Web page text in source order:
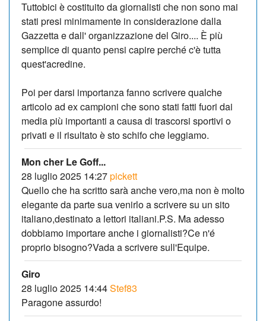
Tuttobici è costituito da giornalisti che non sono mai
stati presi minimamente in considerazione dalla
Gazzetta e dall' organizzazione del Giro.... È più
semplice di quanto pensi capire perché c'è tutta
quest'acredine.
Poi per darsi importanza fanno scrivere qualche
articolo ad ex campioni che sono stati fatti fuori dai
media più importanti a causa di trascorsi sportivi o
privati e il risultato è sto schifo che leggiamo.
Mon cher Le Goff...
28 luglio 2025 14:27pickett
Quello che ha scritto sarà anche vero,ma non è molto
elegante da parte sua venirlo a scrivere su un sito
italiano,destinato a lettori italiani.P.S. Ma adesso
dobbiamo importare anche i giornalisti?Ce n'é
proprio bisogno?Vada a scrivere sull'Equipe.
Giro
28 luglio 2025 14:44Stef83
Paragone assurdo!